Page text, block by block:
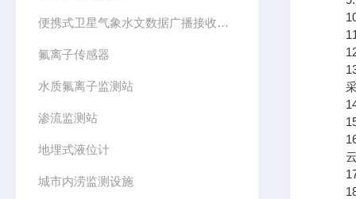
便携式卫星气象水文数据广播接收设备
氟离子传感器
水质氟离子监测站
渗流监测站
地埋式液位计
城市内涝监测设施
10.
11.☆
12.
采
16.
云
18.☆